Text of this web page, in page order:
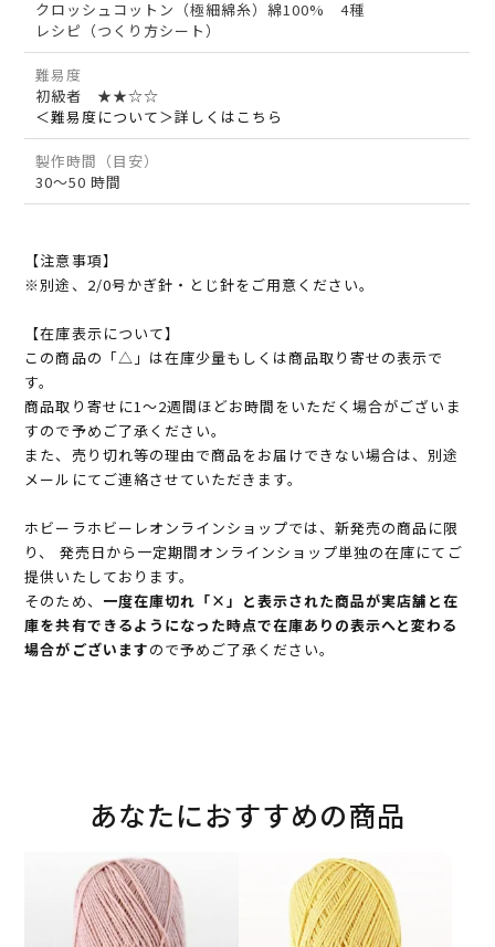
クロッシュコットン（極細綿糸）綿100% 4種
レシピ（つくり方シート）
難易度
初級者 ★★☆☆
＜難易度について＞詳しくはこちら
製作時間（目安）
30～50 時間
【注意事項】
※別途、2/0号かぎ針・とじ針をご用意ください。
【在庫表示について】
この商品の「△」は在庫少量もしくは商品取り寄せの表示で
す。
商品取り寄せに1～2週間ほどお時間をいただく場合がございま
すので予めご了承ください。
また、売り切れ等の理由で商品をお届けできない場合は、別途
メールにてご連絡させていただきます。
ホビーラホビーレオンラインショップでは、新発売の商品に限
り、 発売日から一定期間オンラインショップ単独の在庫にてご
提供いたしております。
そのため、 一度在庫切れ「×」と表示された商品が実店舗と在
庫を共有できるようになった時点で在庫ありの表示へと変わる
場合がございますので予めご了承ください。
あなたにおすすめの商品